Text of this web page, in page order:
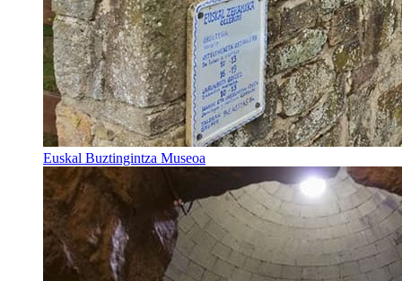
Euskal Buztingintza Museoa